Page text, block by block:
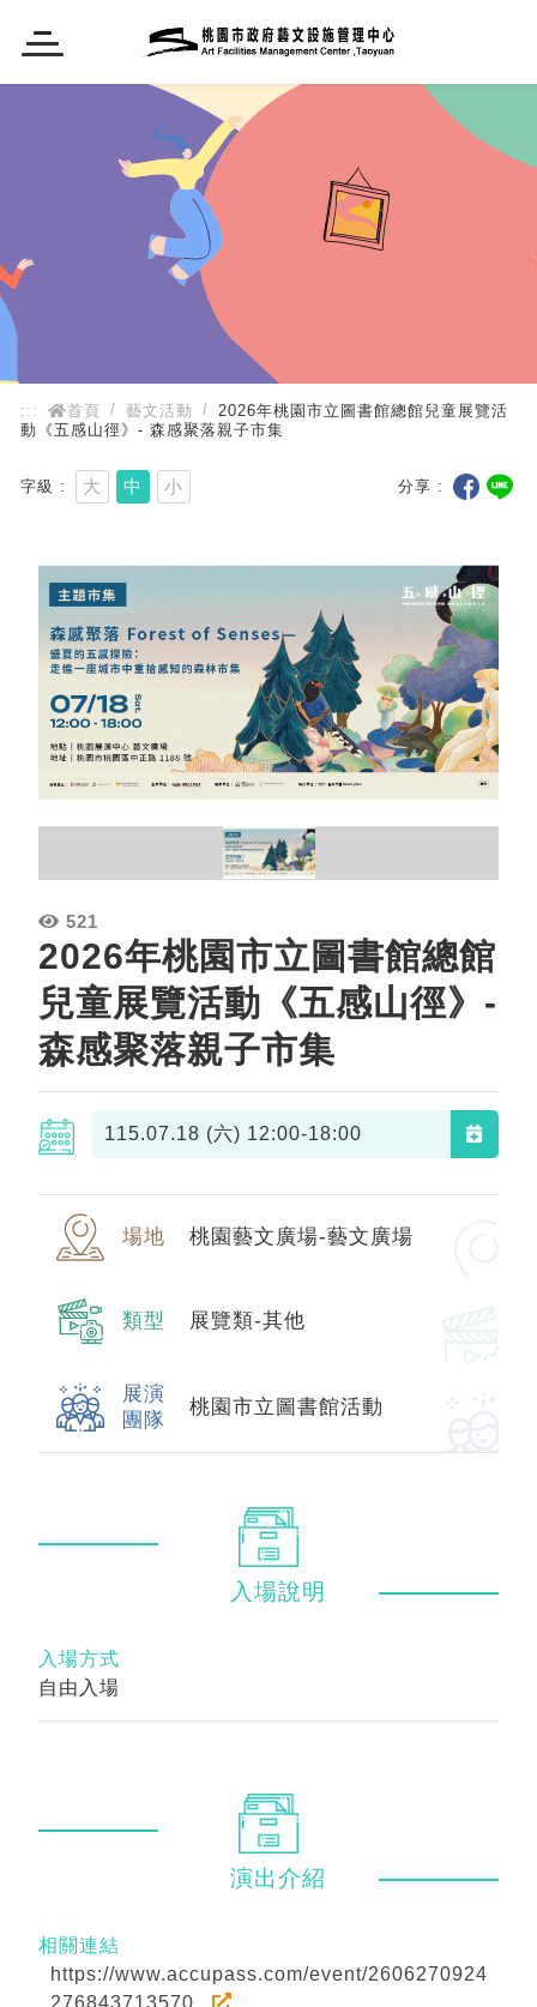
::: 首頁 藝文活動
2026年桃園市立圖書館總館兒童展覽活
動《五感山徑》- 森感聚落親子市集
字級 大 中 小 分享
521
2026年桃園市立圖書館總館
兒童展覽活動《五感山徑》-
森感聚落親子市集
115.07.18 (六) 12:00-18:00
場地 桃園藝文廣場-藝文廣場
類型 展覽類-其他
展演
團隊
桃園市立圖書館活動
入場說明
入場方式
自由入場
演出介紹
相關連結
https://www.accupass.com/event/2606270924
276843713570